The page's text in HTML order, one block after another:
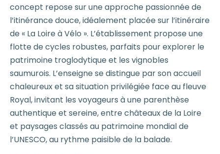
concept repose sur une approche passionnée de
l’itinérance douce, idéalement placée sur l’itinéraire
de « La Loire à Vélo ». L’établissement propose une
flotte de cycles robustes, parfaits pour explorer le
patrimoine troglodytique et les vignobles
saumurois. L’enseigne se distingue par son accueil
chaleureux et sa situation privilégiée face au fleuve
Royal, invitant les voyageurs à une parenthèse
authentique et sereine, entre châteaux de la Loire
et paysages classés au patrimoine mondial de
l’UNESCO, au rythme paisible de la balade.